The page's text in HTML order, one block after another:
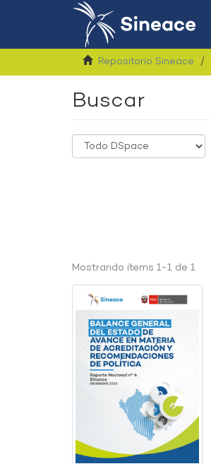
Repositorio Sineace
Buscar
Mostrando ítems 1-1 de 1